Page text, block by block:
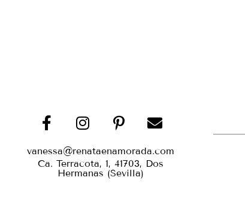
vanessa@renataenamorada.com
Ca. Terracota, 1, 41703, Dos
Hermanas (Sevilla)